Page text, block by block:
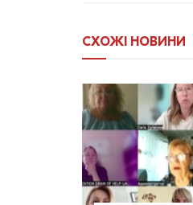
СХОЖІ НОВИНИ